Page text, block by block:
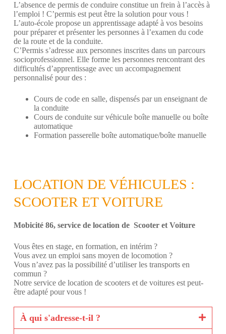
L’absence de permis de conduire constitue un frein à l’accès à
l’emploi ! C’permis est peut être la solution pour vous !
L’auto-école propose un apprentissage adapté à vos besoins
pour préparer et présenter les personnes à l’examen du code
de la route et de la conduite.
C’Permis s’adresse aux personnes inscrites dans un parcours
socioprofessionnel. Elle forme les personnes rencontrant des
difficultés d’apprentissage avec un accompagnement
personnalisé pour des :
Cours de code en salle, dispensés par un enseignant de
la conduite
Cours de conduite sur véhicule boîte manuelle ou boîte
automatique
Formation passerelle boîte automatique/boîte manuelle
LOCATION DE VÉHICULES :
SCOOTER ET VOITURE
Mobicité 86, service de location de Scooter et Voiture
Vous êtes en stage, en formation, en intérim ?
Vous avez un emploi sans moyen de locomotion ?
Vous n’avez pas la possibilité d’utiliser les transports en
commun ?
Notre service de location de scooters et de voitures est peut-
être adapté pour vous !
À qui s'adresse-t-il ?